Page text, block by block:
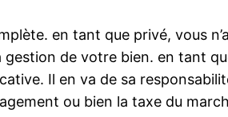
en tant que privé, vous
de votre bien. en tant
Il en va de sa
ou bien la taxe du